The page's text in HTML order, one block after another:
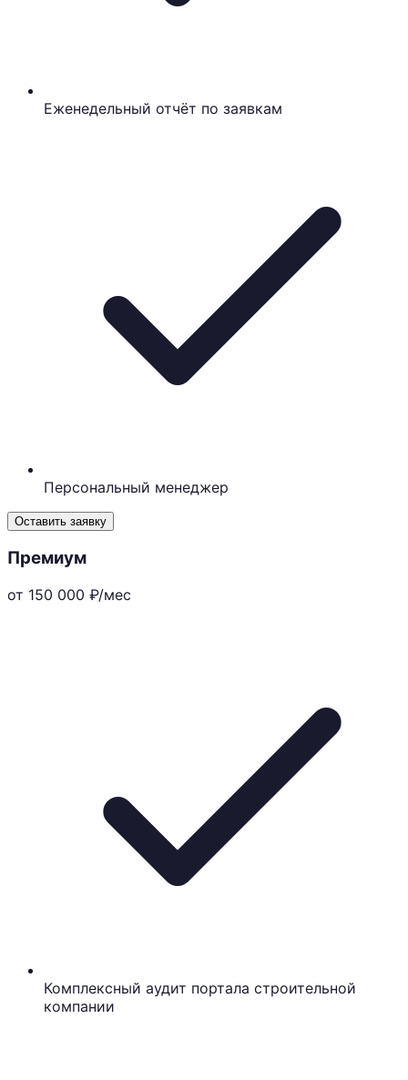
Еженедельный отчёт по заявкам
Персональный менеджер
Оставить заявку
Премиум
от 150 000 ₽/мес
Комплексный аудит портала строительной
компании